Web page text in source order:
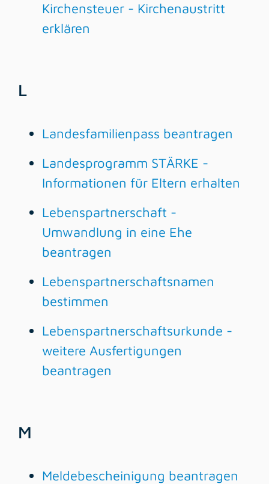
Kirchensteuer - Kirchenaustritt
erklären
L
Landesfamilienpass beantragen
Landesprogramm STÄRKE -
Informationen für Eltern erhalten
Lebenspartnerschaft -
Umwandlung in eine Ehe
beantragen
Lebenspartnerschaftsnamen
bestimmen
Lebenspartnerschaftsurkunde -
weitere Ausfertigungen
beantragen
M
Meldebescheinigung beantragen